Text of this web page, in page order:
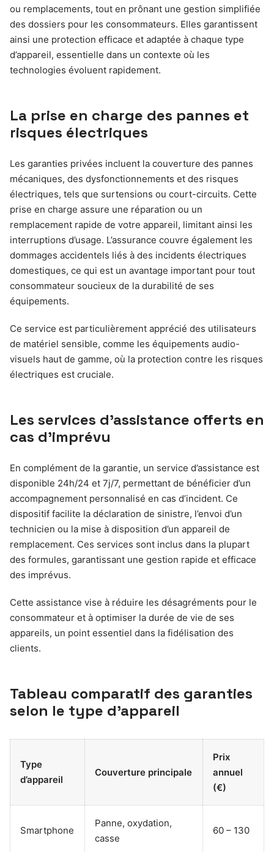
ou remplacements, tout en prônant une gestion simplifiée
des dossiers pour les consommateurs. Elles garantissent
ainsi une protection efficace et adaptée à chaque type
d’appareil, essentielle dans un contexte où les
technologies évoluent rapidement.
La prise en charge des pannes et
risques électriques
Les garanties privées incluent la couverture des pannes
mécaniques, des dysfonctionnements et des risques
électriques, tels que surtensions ou court-circuits. Cette
prise en charge assure une réparation ou un
remplacement rapide de votre appareil, limitant ainsi les
interruptions d’usage. L’assurance couvre également les
dommages accidentels liés à des incidents électriques
domestiques, ce qui est un avantage important pour tout
consommateur soucieux de la durabilité de ses
équipements.
Ce service est particulièrement apprécié des utilisateurs
de matériel sensible, comme les équipements audio-
visuels haut de gamme, où la protection contre les risques
électriques est cruciale.
Les services d’assistance offerts en
cas d’imprévu
En complément de la garantie, un service d’assistance est
disponible 24h/24 et 7j/7, permettant de bénéficier d’un
accompagnement personnalisé en cas d’incident. Ce
dispositif facilite la déclaration de sinistre, l’envoi d’un
technicien ou la mise à disposition d’un appareil de
remplacement. Ces services sont inclus dans la plupart
des formules, garantissant une gestion rapide et efficace
des imprévus.
Cette assistance vise à réduire les désagréments pour le
consommateur et à optimiser la durée de vie de ses
appareils, un point essentiel dans la fidélisation des
clients.
Tableau comparatif des garanties
selon le type d’appareil
Type
d’appareil
Couverture principale
Prix
annuel
(€)
Smartphone
Panne, oxydation,
casse
60 – 130